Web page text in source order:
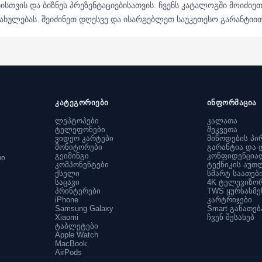
და ბიზნეს პრეზენტაციებისათვის. ჩვენს კატალოგში
შეიძინეთ დღესვე და ისარგებლეთ საუკეთესო
კატეგორიები
ლეპტოპები
ტელეფონები
ვიდეო კარტები
მონიტორები
გეიმინგი
კომპონენტები
ქსელი
საცავი
პრინტერები
iPhone
Samsung Galaxy
Xiaomi
ტაბლეტები
Apple Watch
MacBook
AirPods
ინფორმაცია
კალათა
შეკვეთა
მიწოდების
გარანტია და
ტექნიკის
სმარტ საათები
4K
TWS
კარტრიჯები
Smart
ჩვენ შესახებ